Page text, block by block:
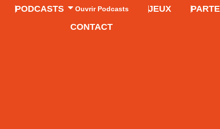
PODCASTS Ouvrir Podcasts JEUX
CONTACT